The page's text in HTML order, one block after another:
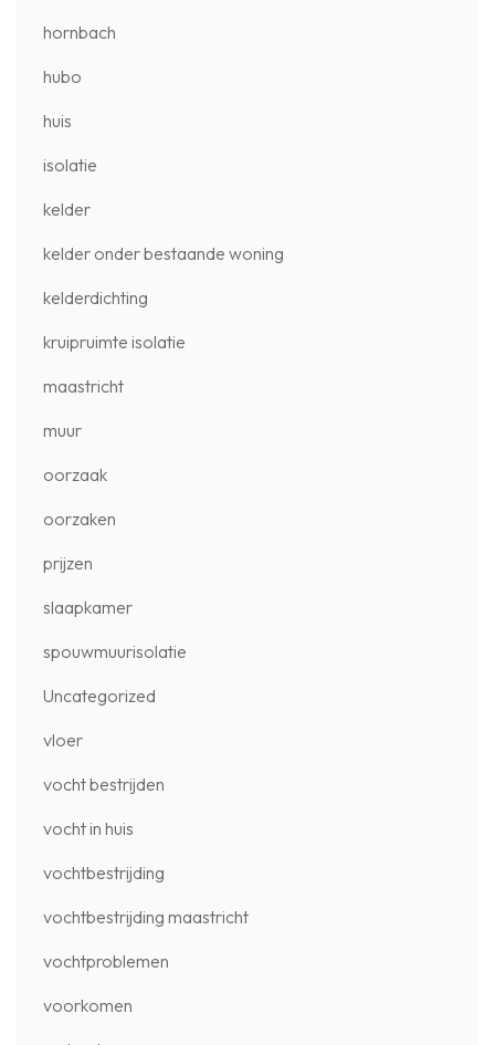
hornbach
hubo
huis
isolatie
kelder
kelder onder bestaande woning
kelderdichting
kruipruimte isolatie
maastricht
muur
oorzaak
oorzaken
prijzen
slaapkamer
spouwmuurisolatie
Uncategorized
vloer
vocht bestrijden
vocht in huis
vochtbestrijding
vochtbestrijding maastricht
vochtproblemen
voorkomen